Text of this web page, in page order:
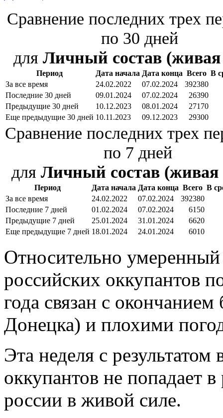
Сравнение последних трех
по 30 дней
для Личный состав (живая
Период Дата начала Дата конца Всего В
За все время
24.02.2022 07.02.2024
392380
Последние 30 дней
09.01.2024 07.02.2024
26390
Предыдущие 30 дней
10.12.2023 08.01.2024
27170
Еще предыдущие 30 дней 10.11.2023 09.12.2023 29300
Сравнение последних трех
по 7 дней
для Личный состав (живая
Период Дата начала Дата конца Всего В
За все время
24.02.2022 07.02.2024
392380
Последние 7 дней
01.02.2024 07.02.2024
6150
Предыдущие 7 дней
25.01.2024 31.01.2024
6620
Еще предыдущие 7 дней 18.01.2024 24.01.2024 6010
Относительно
российских оккупантов
года связан с
Донецка) и плохими
Эта неделя с
оккупантов не попадает
россии в живой силе.